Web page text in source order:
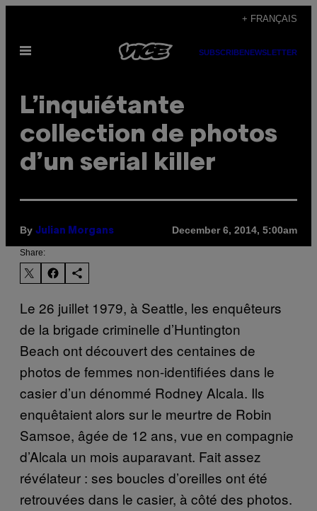
content
+ FRANÇAIS
Open
SUBSCRIBENEWSLETTER
L’inquiétante
collection de photos
d’un serial killer
By Julian Morgans December 6, 2014, 5:00am
Share:
Le 26 juillet 1979, à Seattle, les enquêteurs
de la brigade criminelle d’Huntington
Beach ont découvert des centaines de
photos de femmes non-identifiées dans le
casier d’un dénommé Rodney Alcala. Ils
enquêtaient alors sur le meurtre de Robin
Samsoe, âgée de 12 ans, vue en compagnie
d’Alcala un mois auparavant. Fait assez
révélateur : ses boucles d’oreilles ont été
retrouvées dans le casier, à côté des photos.